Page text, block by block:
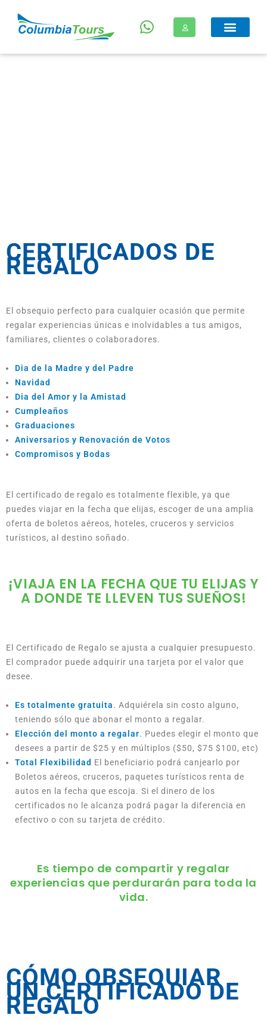
CERTIFICADOS DE
REGALO
El obsequio perfecto para cualquier ocasión que permite
regalar experiencias únicas e inolvidables a tus amigos,
familiares, clientes o colaboradores.
Dia de la Madre y del Padre
Navidad
Dia del Amor y la Amistad
Cumpleaños
Graduaciones
Aniversarios y Renovación de Votos
Compromisos y Bodas
El certificado de regalo es totalmente flexible, ya que
puedes viajar en la fecha que elijas, escoger de una amplia
oferta de boletos aéreos, hoteles, cruceros y servicios
turísticos, al destino soñado.
¡VIAJA EN LA FECHA QUE TU ELIJAS Y
A DONDE TE LLEVEN TUS SUEÑOS!
El Certificado de Regalo se ajusta a cualquier presupuesto.
El comprador puede adquirir una tarjeta por el valor que
desee.
Es totalmente gratuita. Adquiérela sin costo alguno,
teniendo sólo que abonar el monto a regalar.
Elección del monto a regalar. Puedes elegir el monto que
desees a partir de $25 y en múltiplos ($50, $75 $100, etc)
Total Flexibilidad El beneficiario podrá canjearlo por
Boletos aéreos, cruceros, paquetes turísticos renta de
autos en la fecha que escoja. Si el dinero de los
certificados no le alcanza podrá pagar la diferencia en
efectivo o con su tarjeta de crédito.
Es tiempo de compartir y regalar
experiencias que perdurarán para toda la
vida.
CÓMO OBSEQUIAR
UN CERTIFICADO DE
REGALO